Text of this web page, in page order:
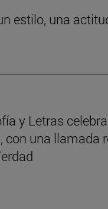
estilo, una
y Letras
con una llamada